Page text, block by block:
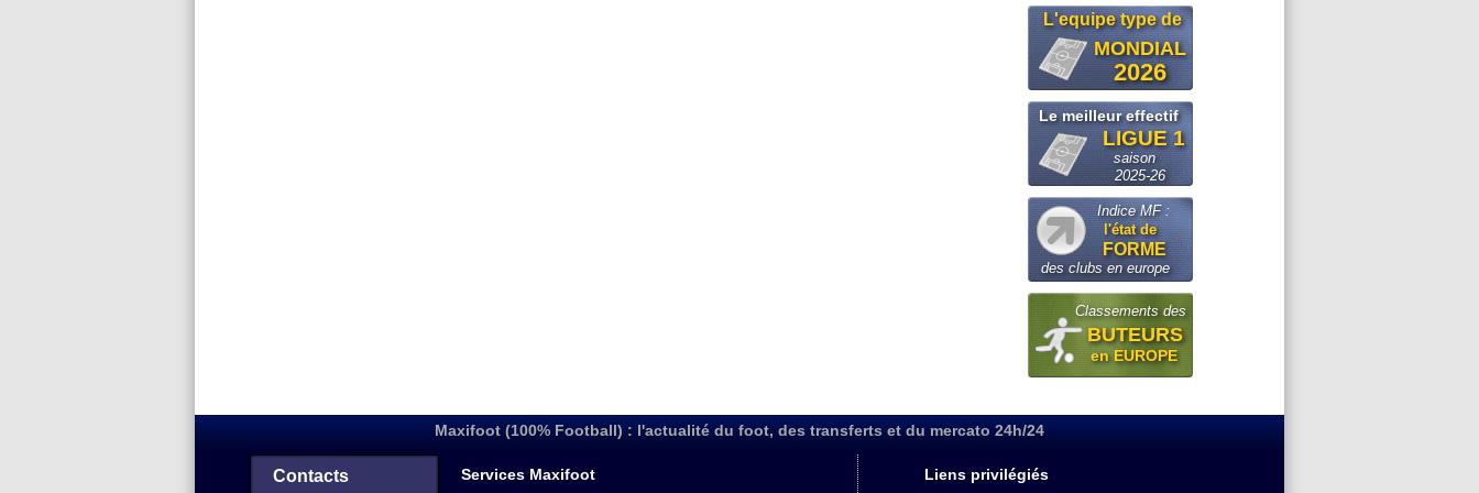
L'equipe type de
MONDIAL
2026
Le meilleur effectif
LIGUE 1
saison
2025-26
Indice MF :
l'état de
FORME
des clubs en europe
Classements des
BUTEURS
en EUROPE
Maxifoot (100% Football) : l'actualité du foot, des transferts et du mercato 24h/24
Contacts Services Maxifoot Liens privilégiés